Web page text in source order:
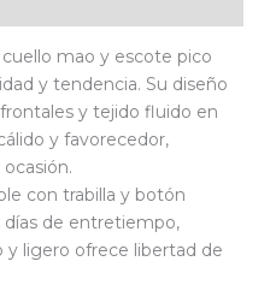
mao y escote pico
y tendencia. Su diseño
y tejido fluido en
y favorecedor,
con trabilla y botón
de entretiempo,
ligero ofrece libertad de